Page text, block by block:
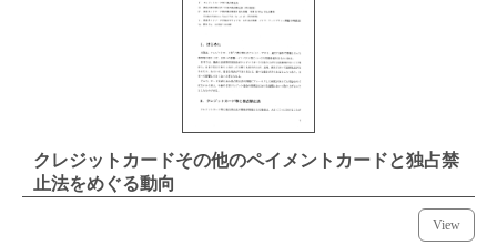
クレジットカードその他のペイメントカードと独占禁
止法をめぐる動向
View